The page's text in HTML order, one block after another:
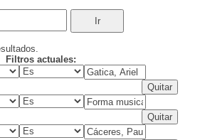
Filtros actuales: